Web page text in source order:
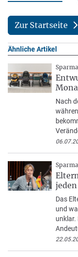
Zur Startseite
Ähnliche Artikel
Nach
Das
und
unklar.